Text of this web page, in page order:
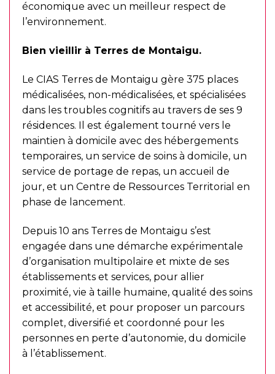
économique avec un meilleur respect de
l’environnement.
Bien vieillir à Terres de Montaigu.
Le CIAS Terres de Montaigu gère 375 places
médicalisées, non-médicalisées, et spécialisées
dans les troubles cognitifs au travers de ses 9
résidences. Il est également tourné vers le
maintien à domicile avec des hébergements
temporaires, un service de soins à domicile, un
service de portage de repas, un accueil de
jour, et un Centre de Ressources Territorial en
phase de lancement.
Depuis 10 ans Terres de Montaigu s’est
engagée dans une démarche expérimentale
d’organisation multipolaire et mixte de ses
établissements et services, pour allier
proximité, vie à taille humaine, qualité des soins
et accessibilité, et pour proposer un parcours
complet, diversifié et coordonné pour les
personnes en perte d’autonomie, du domicile
à l’établissement.